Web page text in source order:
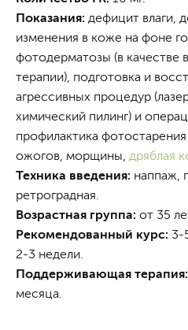
Показания: дефицит влаги,
изменения в коже на фоне
фотодерматозы (в качестве
терапии), подготовка и
агрессивных процедур
химический пилинг) и
профилактика
ожогов, морщины, дряблая
Техника введения: наппаж,
ретроградная.
Возрастная группа: от 35
Рекомендованный курс: 3-
2-3 недели.
Поддерживающая терапия:
месяца.